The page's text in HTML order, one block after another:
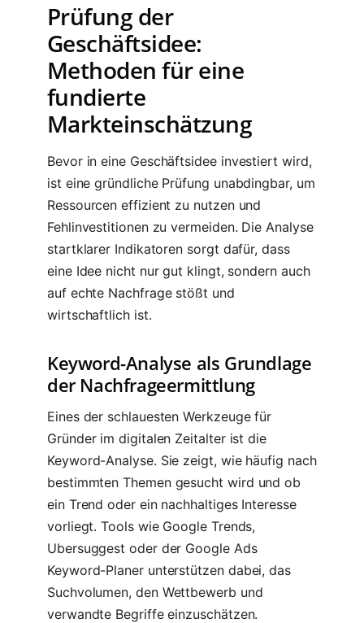
Prüfung der
Geschäftsidee:
Methoden für eine
fundierte
Markteinschätzung
Bevor in eine Geschäftsidee investiert wird,
ist eine gründliche Prüfung unabdingbar, um
Ressourcen effizient zu nutzen und
Fehlinvestitionen zu vermeiden. Die Analyse
startklarer Indikatoren sorgt dafür, dass
eine Idee nicht nur gut klingt, sondern auch
auf echte Nachfrage stößt und
wirtschaftlich ist.
Keyword-Analyse als Grundlage
der Nachfrageermittlung
Eines der schlauesten Werkzeuge für
Gründer im digitalen Zeitalter ist die
Keyword-Analyse. Sie zeigt, wie häufig nach
bestimmten Themen gesucht wird und ob
ein Trend oder ein nachhaltiges Interesse
vorliegt. Tools wie Google Trends,
Ubersuggest oder der Google Ads
Keyword-Planer unterstützen dabei, das
Suchvolumen, den Wettbewerb und
verwandte Begriffe einzuschätzen.